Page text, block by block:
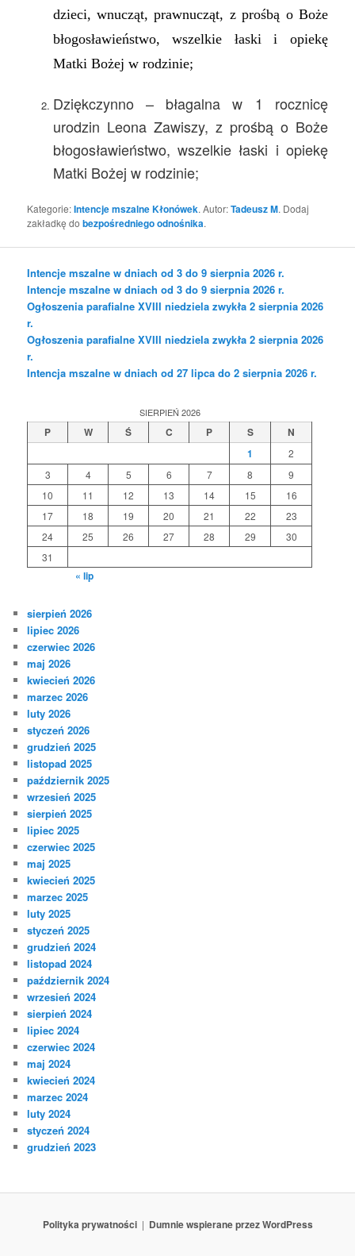
dzieci, wnucząt, prawnucząt, z prośbą o Boże
błogosławieństwo, wszelkie łaski i opiekę
Matki Bożej w rodzinie;
Dziękczynno – błagalna w 1 rocznicę
urodzin Leona Zawiszy, z prośbą o Boże
błogosławieństwo, wszelkie łaski i opiekę
Matki Bożej w rodzinie;
Kategorie:Intencje mszalne Kłonówek. Autor:Tadeusz M. Dodaj
zakładkę dobezpośredniego odnośnika.
Intencje mszalne w dniach od 3 do 9 sierpnia 2026 r.
Intencje mszalne w dniach od 3 do 9 sierpnia 2026 r.
Ogłoszenia parafialne XVIII niedziela zwykła 2 sierpnia 2026
r.
Ogłoszenia parafialne XVIII niedziela zwykła 2 sierpnia 2026
r.
Intencja mszalne w dniach od 27 lipca do 2 sierpnia 2026 r.
SIERPIEŃ 2026
P W Ś C P S
N
1
2
3
4 5 6 7 8
9
10
11 12 13 14 15
16
17
18 19 20 21 22
23
24
25 26 27 28 29
30
31
« lip
sierpień 2026
lipiec 2026
czerwiec 2026
maj 2026
kwiecień 2026
marzec 2026
luty 2026
styczeń 2026
grudzień 2025
listopad 2025
październik 2025
wrzesień 2025
sierpień 2025
lipiec 2025
czerwiec 2025
maj 2025
kwiecień 2025
marzec 2025
luty 2025
styczeń 2025
grudzień 2024
listopad 2024
październik 2024
wrzesień 2024
sierpień 2024
lipiec 2024
czerwiec 2024
maj 2024
kwiecień 2024
marzec 2024
luty 2024
styczeń 2024
grudzień 2023
Polityka prywatności Dumnie wspierane przez WordPress